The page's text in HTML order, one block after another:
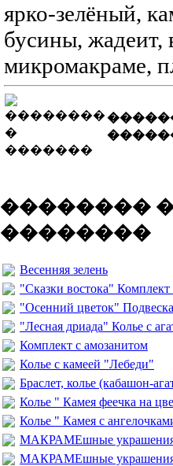
ярко-зелёный,
бусины, жадеит,
микромакраме,
��������
��������
Весенняя зелень
"Сказки востока"
"Осенний цветок" Подвеска
"Лесная дриада" Колье с
Комплект с амозанитом
Колье с камеей "Лебеди"
Браслет, колье (кабашон-
Колье " Камея феечка на
Колье " Камея с
МАКРАМЕшные украшения
МАКРАМЕшные украшения